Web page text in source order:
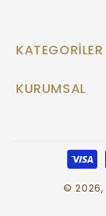
KATEGORILER
KURUMSAL
Ödeme
yöntemleri
© 2026,